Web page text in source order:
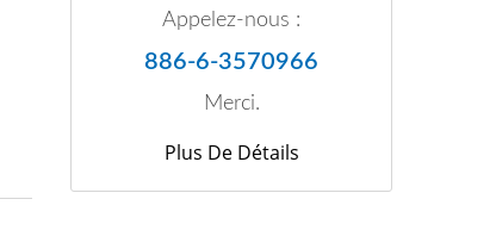
Appelez-nous :
886-6-3570966
Merci.
Plus De Détails